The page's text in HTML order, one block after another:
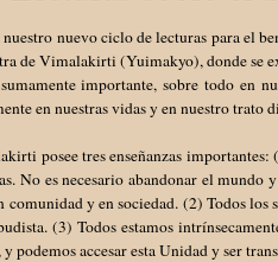
nuevo ciclo de lecturas para el
de Vimalakirti (Yuimakyo), donde se
importante, sobre todo en
en nuestras vidas y en nuestro trato
posee tres enseñanzas
No es necesario abandonar el
comunidad y en sociedad. (2) Todos los
(3) Todos estamos
podemos accesar esta Unidad y ser